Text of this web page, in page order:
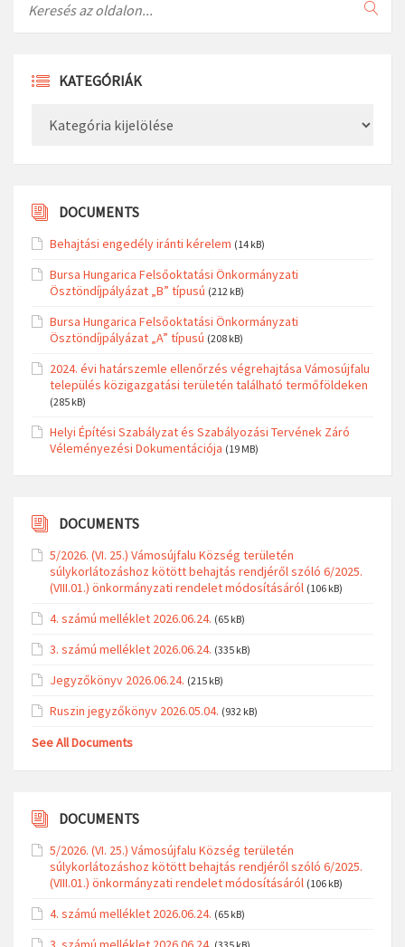
KATEGÓRIÁK
DOCUMENTS
Behajtási engedély iránti kérelem (14 kB)
Bursa Hungarica Felsőoktatási Önkormányzati
Ösztöndíjpályázat „B” típusú (212 kB)
Bursa Hungarica Felsőoktatási Önkormányzati
Ösztöndíjpályázat „A” típusú (208 kB)
2024. évi határszemle ellenőrzés végrehajtása Vámosújfalu
település közigazgatási területén található termőföldeken
(285 kB)
Helyi Építési Szabályzat és Szabályozási Tervének Záró
Véleményezési Dokumentációja (19 MB)
DOCUMENTS
5/2026. (VI. 25.) Vámosújfalu Község területén
súlykorlátozáshoz kötött behajtás rendjéről szóló 6/2025.
(VIII.01.) önkormányzati rendelet módosításáról (106 kB)
4. számú melléklet 2026.06.24. (65 kB)
3. számú melléklet 2026.06.24. (335 kB)
Jegyzőkönyv 2026.06.24. (215 kB)
Ruszin jegyzőkönyv 2026.05.04. (932 kB)
See All Documents
DOCUMENTS
5/2026. (VI. 25.) Vámosújfalu Község területén
súlykorlátozáshoz kötött behajtás rendjéről szóló 6/2025.
(VIII.01.) önkormányzati rendelet módosításáról (106 kB)
4. számú melléklet 2026.06.24. (65 kB)